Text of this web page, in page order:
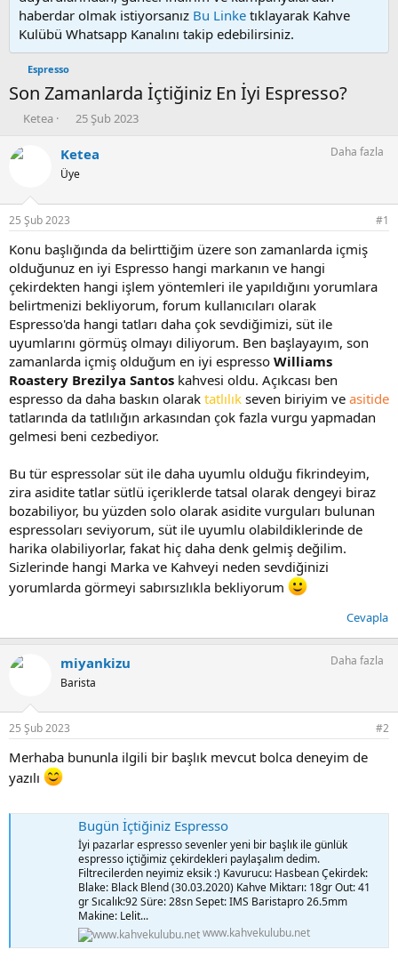
haberdar olmak istiyorsanız Bu Linke tıklayarak Kahve
Kulübü Whatsapp Kanalını takip edebilirsiniz.
Espresso
Son Zamanlarda İçtiğiniz En İyi Espresso?
K
n
u
b
a
ş
a
t
a
n
Ketea
B
ş
a
ı
ç
t
a
r
i
h
25 Şub 2023
Ketea
Üye
Daha fazla
25 Şub 2023 #1
Konu başlığında da belirttiğim üzere son zamanlarda içmiş
olduğunuz en iyi Espresso hangi markanın ve hangi
çekirdekten hangi işlem yöntemleri ile yapıldığını yorumlara
belirtmenizi bekliyorum, forum kullanıcıları olarak
Espresso'da hangi tatları daha çok sevdiğimizi, süt ile
uyumlarını görmüş olmayı diliyorum. Ben başlayayım, son
zamanlarda içmiş olduğum en iyi espresso Williams
Roastery Brezilya Santos kahvesi oldu. Açıkcası ben
espresso da daha baskın olarak tatlılık seven biriyim ve asitide
tatlarında da tatlılığın arkasından çok fazla vurgu yapmadan
gelmesi beni cezbediyor.
Bu tür espressolar süt ile daha uyumlu olduğu fikrindeyim,
zira asidite tatlar sütlü içeriklerde tatsal olarak dengeyi biraz
bozabiliyor, bu yüzden solo olarak asidite vurguları bulunan
espressoları seviyorum, süt ile uyumlu olabildiklerinde de
harika olabiliyorlar, fakat hiç daha denk gelmiş değilim.
Sizlerinde hangi Marka ve Kahveyi neden sevdiğinizi
yorumlarda görmeyi sabırsızlıkla bekliyorum
Cevapla
miyankizu
Barista
Daha fazla
25 Şub 2023 #2
Merhaba bununla ilgili bir başlık mevcut bolca deneyim de
yazılı
Bugün İçtiğiniz Espresso
İyi pazarlar espresso sevenler yeni bir başlık ile günlük
espresso içtiğimiz çekirdekleri paylaşalım dedim.
Filtrecilerden neyimiz eksik :) Kavurucu: Hasbean Çekirdek:
Blake: Black Blend (30.03.2020) Kahve Miktarı: 18gr Out: 41
gr Sıcalık:92 Süre: 28sn Sepet: IMS Baristapro 26.5mm
Makine: Lelit...
www.kahvekulubu.net